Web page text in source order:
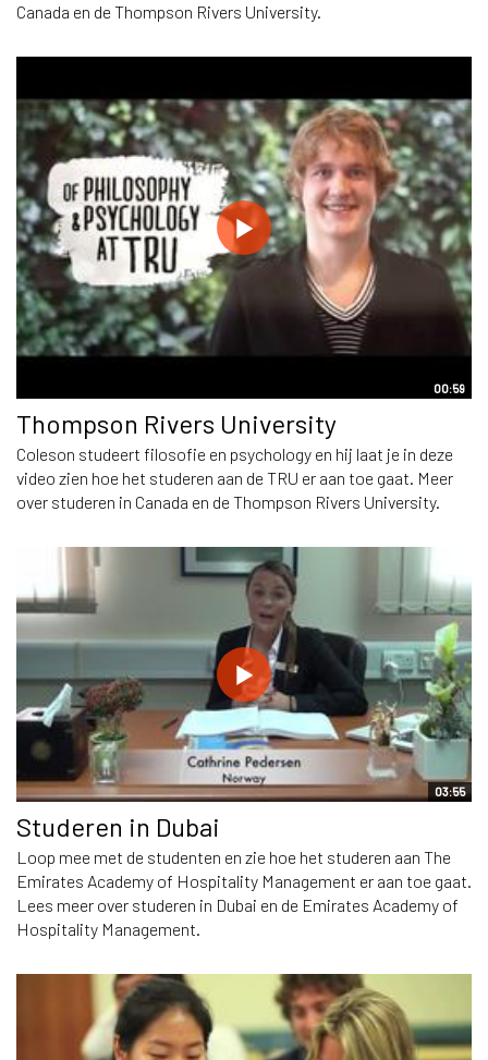
Canada en de Thompson Rivers University.
00:59
Thompson Rivers University
Coleson studeert filosofie en psychology en hij laat je in deze
video zien hoe het studeren aan de TRU er aan toe gaat. Meer
over studeren in Canada en de Thompson Rivers University.
03:55
Studeren in Dubai
Loop mee met de studenten en zie hoe het studeren aan The
Emirates Academy of Hospitality Management er aan toe gaat.
Lees meer over studeren in Dubai en de Emirates Academy of
Hospitality Management.